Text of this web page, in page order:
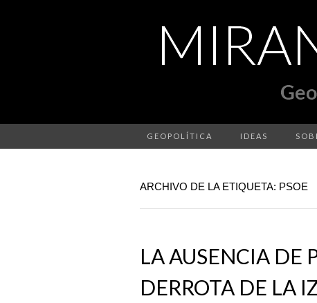
GEOPOLÍTICA IDEAS
ARCHIVO DE LA ETIQUETA: PSOE
LA AUSENCIA DE
DERROTA DE LA